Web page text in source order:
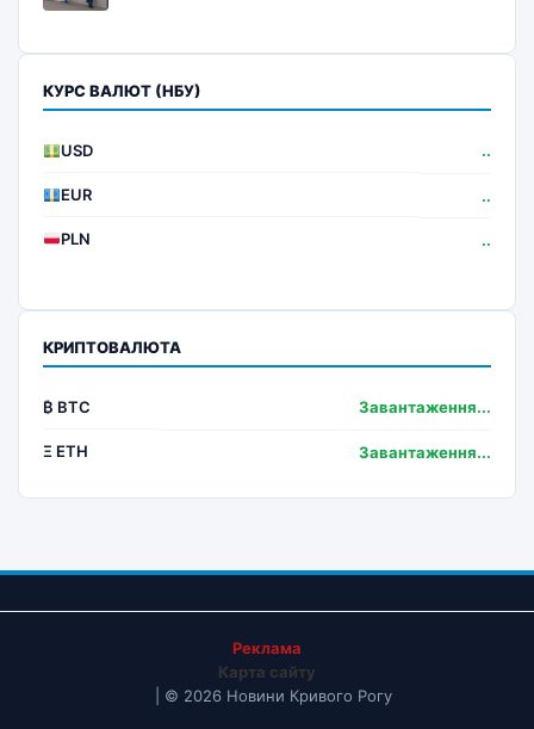
КУРС ВАЛЮТ (НБУ)
USD ..
EUR ..
PLN ..
КРИПТОВАЛЮТА
₿ BTC Завантаження...
Ξ ETH Завантаження...
Реклама
Карта сайту
| © 2026 Новини Кривого Рогу